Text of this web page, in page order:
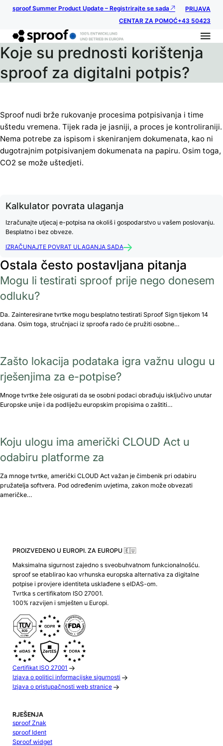
sproof Summer Product Update – Registrirajte se sada
PRIJAVA
CENTAR ZA POMOĆ+43 50423
Koje su prednosti korištenja
sproof za digitalni potpis?
Sproof nudi brže rukovanje procesima potpisivanja i time
uštedu vremena. Tijek rada je jasniji, a proces je kontroliraniji.
Nema potrebe za ispisom i skeniranjem dokumenata, kao ni
dugotrajnim potpisivanjem dokumenata na papiru. Osim toga,
CO2 se može uštedjeti.
Kalkulator povrata ulaganja
Izračunajte utjecaj e-potpisa na okoliš i gospodarstvo u vašem poslovanju.
Besplatno i bez obveze.
IZRAČUNAJTE POVRAT ULAGANJA SADA
Ostala često postavljana pitanja
Mogu li testirati sproof prije nego donesem
odluku?
Da. Zainteresirane tvrtke mogu besplatno testirati Sproof Sign tijekom 14
dana. Osim toga, stručnjaci iz sproofa rado će pružiti osobne…
Zašto lokacija podataka igra važnu ulogu u
rješenjima za e-potpise?
Mnoge tvrtke žele osigurati da se osobni podaci obrađuju isključivo unutar
Europske unije i da podliježu europskim propisima o zaštiti…
Koju ulogu ima američki CLOUD Act u
odabiru platforme za
Za mnoge tvrtke, američki CLOUD Act važan je čimbenik pri odabiru
pružatelja softvera. Pod određenim uvjetima, zakon može obvezati
američke…
PROIZVEDENO U EUROPI. ZA EUROPU 🇪🇺
Maksimalna sigurnost zajedno s sveobuhvatnom funkcionalnošću.
sproof se etablirao kao vrhunska europska alternativa za digitalne
potpise i provjere identiteta usklađene s eIDAS-om.
Tvrtka s certifikatom ISO 27001.
100% razvijen i smješten u Europi.
Certifikat ISO 27001
Izjava o politici informacijske sigurnosti
Izjava o pristupačnosti web stranice
RJEŠENJA
sproof Znak
sproof Ident
Sproof widget